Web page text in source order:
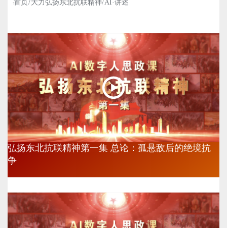
首页 大力弘扬东北抗联精神 AI·讲述
弘扬东北抗联精神第一集 总论：孤悬敌后的绝境抗
争